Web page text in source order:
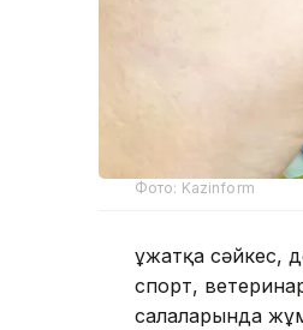
Фото: Kazinform
Құжатқа сәйкес,
спорт,
салаларында